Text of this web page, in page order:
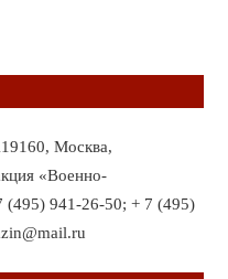
Москва,
«Военно-
(495) 941-26-50; + 7 (495)